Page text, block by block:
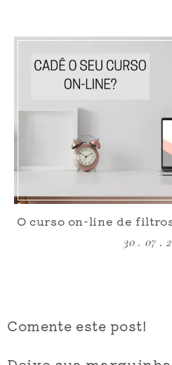
O curso on-line de
30 . 07 .
Comente este post!